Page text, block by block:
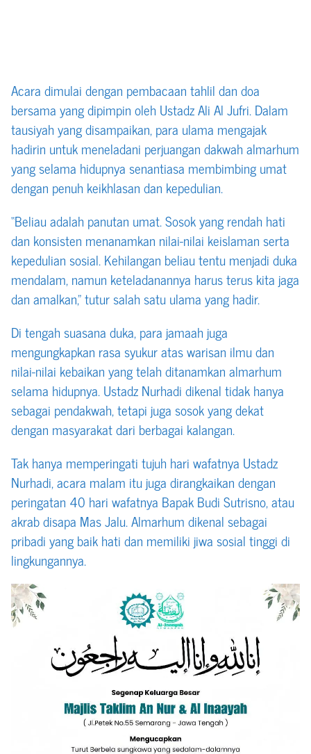
Acara dimulai dengan pembacaan tahlil dan doa
bersama yang dipimpin oleh Ustadz Ali Al Jufri. Dalam
tausiyah yang disampaikan, para ulama mengajak
hadirin untuk meneladani perjuangan dakwah almarhum
yang selama hidupnya senantiasa membimbing umat
dengan penuh keikhlasan dan kepedulian.
“Beliau adalah panutan umat. Sosok yang rendah hati
dan konsisten menanamkan nilai-nilai keislaman serta
kepedulian sosial. Kehilangan beliau tentu menjadi duka
mendalam, namun keteladanannya harus terus kita jaga
dan amalkan,” tutur salah satu ulama yang hadir.
Di tengah suasana duka, para jamaah juga
mengungkapkan rasa syukur atas warisan ilmu dan
nilai-nilai kebaikan yang telah ditanamkan almarhum
selama hidupnya. Ustadz Nurhadi dikenal tidak hanya
sebagai pendakwah, tetapi juga sosok yang dekat
dengan masyarakat dari berbagai kalangan.
Tak hanya memperingati tujuh hari wafatnya Ustadz
Nurhadi, acara malam itu juga dirangkaikan dengan
peringatan 40 hari wafatnya Bapak Budi Sutrisno, atau
akrab disapa Mas Jalu. Almarhum dikenal sebagai
pribadi yang baik hati dan memiliki jiwa sosial tinggi di
lingkungannya.